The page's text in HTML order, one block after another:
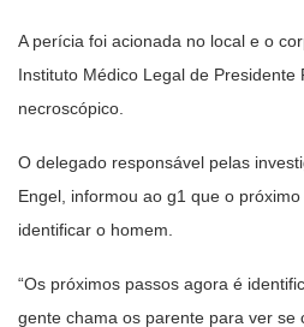
A perícia foi acionada no local e o
Instituto Médico Legal de
necroscópico.
O delegado responsável pelas
Engel, informou ao g1 que o
identificar o homem.
“Os próximos passos agora é
gente chama os parente para ver se